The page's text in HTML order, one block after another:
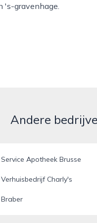
's-gravenhage.
Andere
Service Apotheek Brusse
Verhuisbedrijf Charly's
Braber